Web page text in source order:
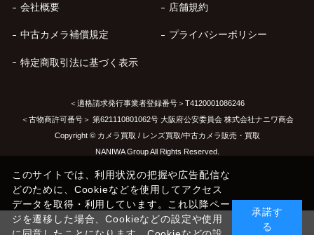
会社概要 店舗規約
中古カメラ補償規定 プライバシーポリシー
特定商取引法に基づく表示
＜適格請求発行事業者登録番号＞T4120001086246
＜古物商許可番号＞ 第621110801062号 大阪府公安委員会 株式会社ナニワ商会
Copyright © カメラ買取 / レンズ買取/中古カメラ販売・買取
NANIWA Group All Rights Reserved.
このサイトでは、利用状況の把握や広告配信な
どのために、Cookieなどを使用してアクセス
データを取得・利用しています。これ以降ペー
ジを遷移した場合、Cookieなどの設定や使用
承諾す
る